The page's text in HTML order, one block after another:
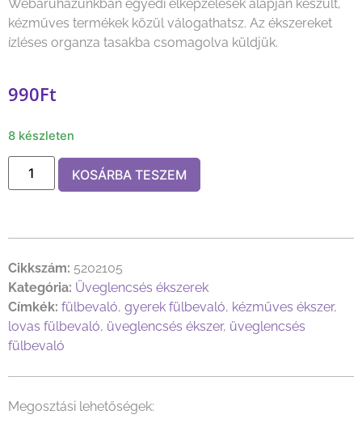
Webáruházunkban egyedi elképzelések alapján készült,
kézműves termékek közül válogathatsz. Az ékszereket
ízléses organza tasakba csomagolva küldjük.
990Ft
8 készleten
KOSÁRBA TESZEM
Cikkszám: 5202105
Kategória: Üveglencsés ékszerek
Címkék: fülbevaló, gyerek fülbevaló, kézműves ékszer,
lovas fülbevaló, üveglencsés ékszer, üveglencsés
fülbevaló
Megosztási lehetőségek: